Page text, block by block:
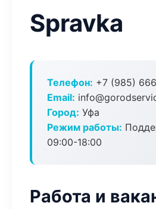
Spravka
Телефон: +7 (985)
Email:
Город: Уфа
Режим работы:
09:00-18:00
Работа и